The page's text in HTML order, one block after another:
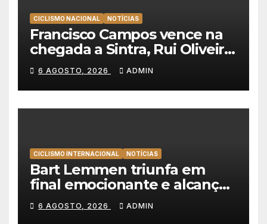
CICLISMO NACIONAL NOTÍCIAS
Francisco Campos vence na
chegada a Sintra, Rui Oliveira
veste de amarelo na Volta a
Portugal
6 AGOSTO, 2026 ADMIN
CICLISMO INTERNACIONAL NOTÍCIAS
Bart Lemmen triunfa em
final emocionante e alcança
a primeira vitória da carreira
na Volta à Polónia
6 AGOSTO, 2026 ADMIN